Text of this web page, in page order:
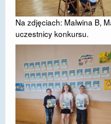
Na zdjęciach: Malwina B,
uczestnicy konkursu.